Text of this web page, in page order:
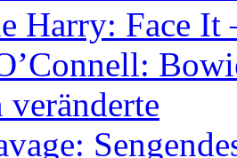
Harry: Face
veränderte